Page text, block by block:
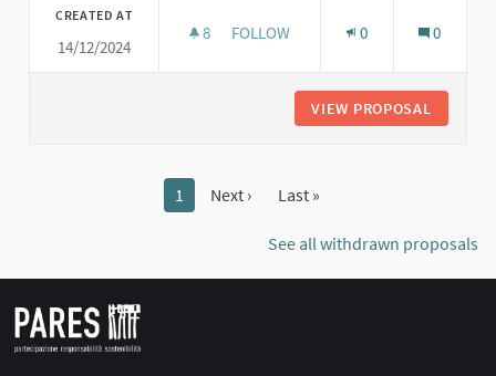
CREATED AT
14/12/2024
8 8 FOLLOWERS
FOLLOW 0 0
VIEW PROPOSAL
1 Next › Last »
See all withdrawn proposals